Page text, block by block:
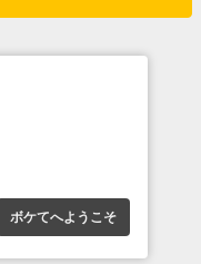
ボケてへようこそ